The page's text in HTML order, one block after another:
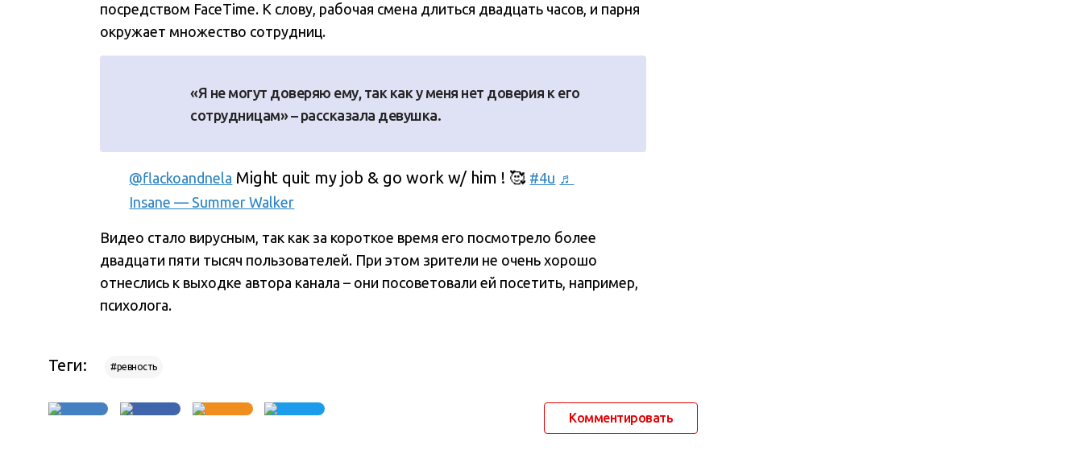
посредством FaceTime. К слову, рабочая смена длиться двадцать часов, и парня
окружает множество сотрудниц.
«Я не могут доверяю ему, так как у меня нет доверия к его
сотрудницам» – рассказала девушка.
@flackoandnela Might quit my job & go work w/ him ! 🥰 #4u ♬
Insane — Summer Walker
Видео стало вирусным, так как за короткое время его посмотрело более
двадцати пяти тысяч пользователей. При этом зрители не очень хорошо
отнеслись к выходке автора канала – они посоветовали ей посетить, например,
психолога.
Теги: #ревность
Комментировать